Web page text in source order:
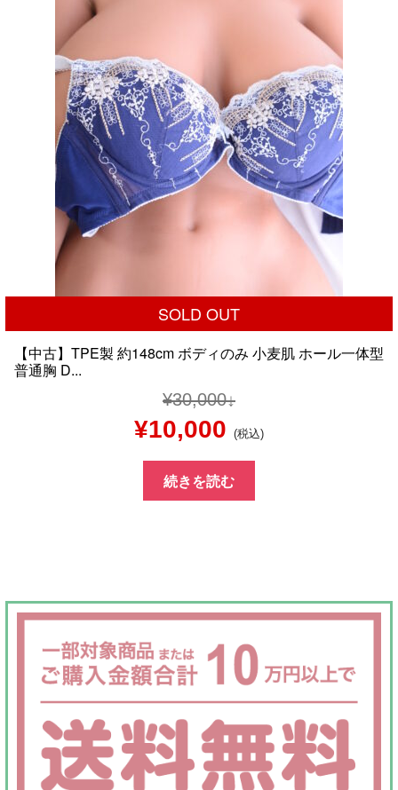
た。
SOLD OUT
【中古】TPE製 約148cm ボディのみ 小麦肌 ホール一体型
普通胸 D...
¥30,000
元
の
価
¥30,000
で
し
た。
¥10,000 現
在
の
は
¥10,000
で
す。
(税込)
続きを読む